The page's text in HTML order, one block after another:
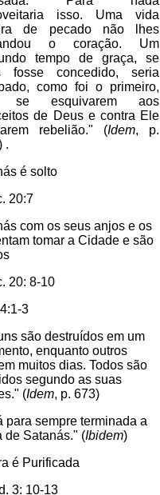
isso. Uma vida
de pecado não lhes
o coração. Um
tempo de graça, se
fosse concedido, seria
como foi o primeiro,
se esquivarem aos
de Deus e contra Ele
rebelião." (Idem, p.
.
é solto
20:7
com os seus anjos e os
tomar a Cidade e são
20: 8-10
3
são destruídos em um
enquanto outros
muitos dias. Todos são
segundo as suas
(Idem, p. 673)
para sempre terminada a
de Satanás." (Ibidem)
é Purificada
3: 10-13